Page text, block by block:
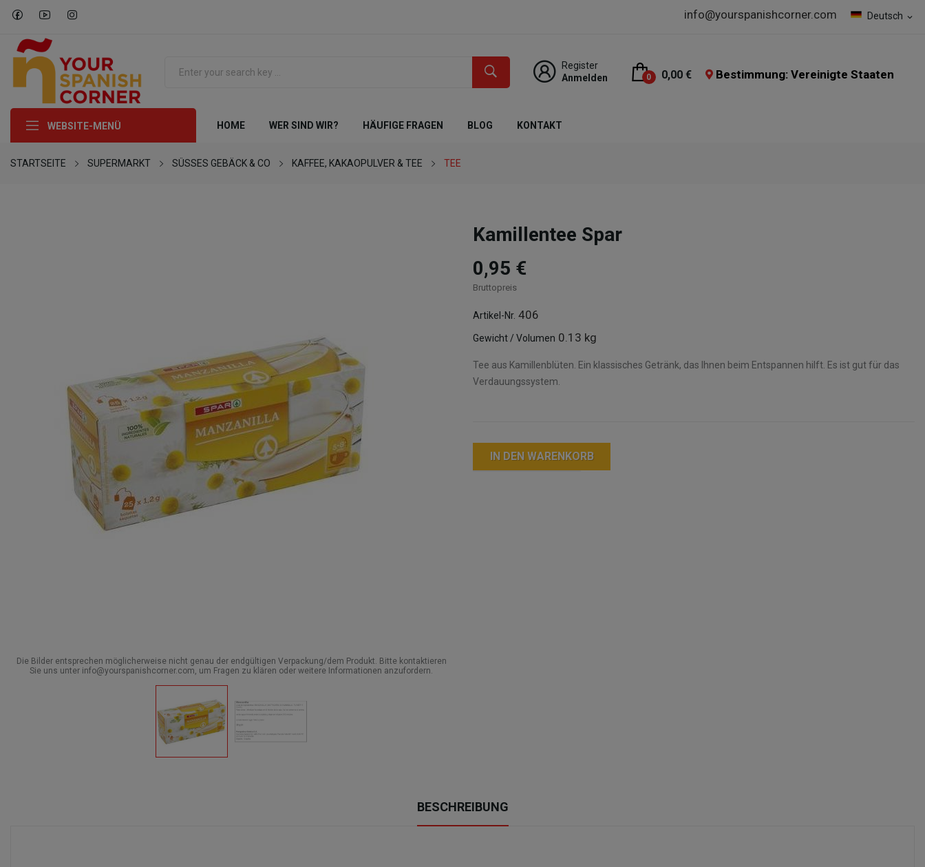
Deutsch expand_more
info@yourspanishcorner.com
Register
Anmelden
0 0,00 € Bestimmung: Vereinigte Staaten
WEBSITE-MENÜ HOME WER SIND WIR? HÄUFIGE FRAGEN BLOG KONTAKT
STARTSEITE SUPERMARKT SÜSSES GEBÄCK & CO KAFFEE, KAKAOPULVER & TEE TEE
Die Bilder entsprechen möglicherweise nicht genau der endgültigen Verpackung/dem Produkt. Bitte kontaktieren
Sie uns unter info@yourspanishcorner.com, um Fragen zu klären oder weitere Informationen anzufordern.
Kamillentee Spar
0,95 €
Bruttopreis
Artikel-Nr. 406
Gewicht / Volumen 0.13 kg
Tee aus Kamillenblüten. Ein klassisches Getränk, das Ihnen beim Entspannen hilft. Es ist gut für das
Verdauungssystem.
IN DEN WARENKORB
BESCHREIBUNG